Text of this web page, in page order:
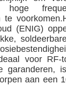
hoge
te
(ENIG)
voor RF-
garanderen,
aan een